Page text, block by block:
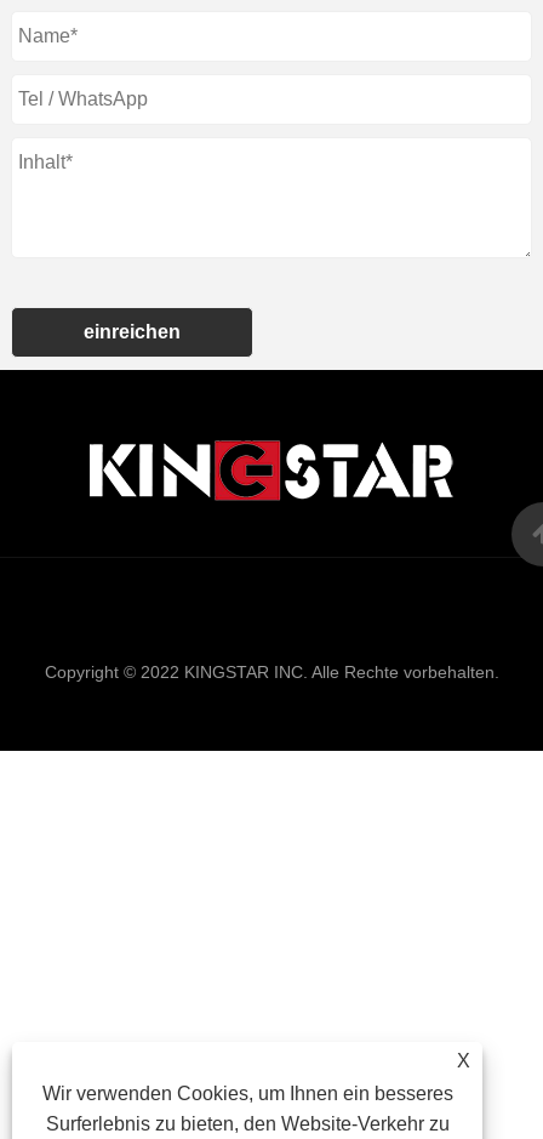
einreichen
X
Wir verwenden Cookies, um Ihnen ein besseres
Surferlebnis zu bieten, den Website-Verkehr zu
Copyright © 2022 KINGSTAR INC. Alle Rechte vorbehalten.